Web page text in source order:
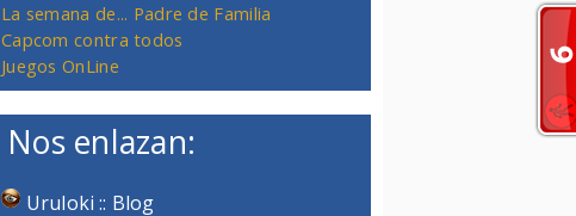
La semana de... Padre de Familia
Capcom contra todos
Juegos OnLine
Nos enlazan:
Uruloki :: Blog